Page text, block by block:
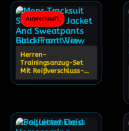
Ausverkauft
Herren-
Trainingsanzug-Set
Mit Reißverschluss-
Kapuzenjacke Und
Jogginghose